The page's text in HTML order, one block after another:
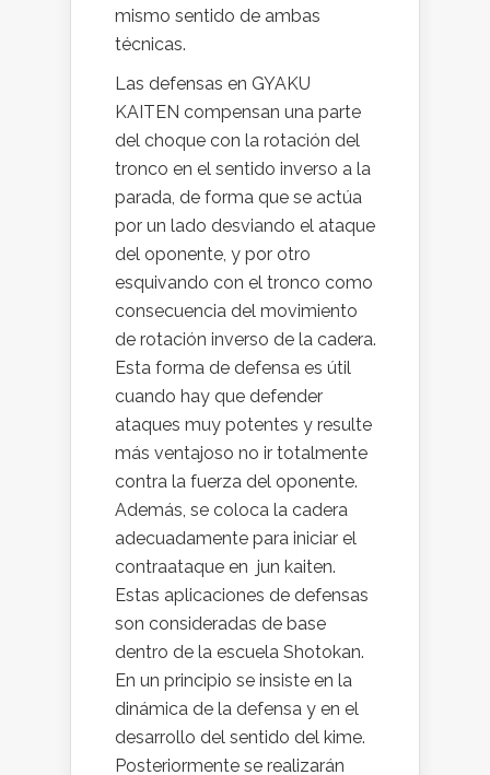
mismo sentido de ambas
técnicas.
Las defensas en GYAKU
KAITEN compensan una parte
del choque con la rotación del
tronco en el sentido inverso a la
parada, de forma que se actúa
por un lado desviando el ataque
del oponente, y por otro
esquivando con el tronco como
consecuencia del movimiento
de rotación inverso de la cadera.
Esta forma de defensa es útil
cuando hay que defender
ataques muy potentes y resulte
más ventajoso no ir totalmente
contra la fuerza del oponente.
Además, se coloca la cadera
adecuadamente para iniciar el
contraataque en jun kaiten.
Estas aplicaciones de defensas
son consideradas de base
dentro de la escuela Shotokan.
En un principio se insiste en la
dinámica de la defensa y en el
desarrollo del sentido del kime.
Posteriormente se realizarán